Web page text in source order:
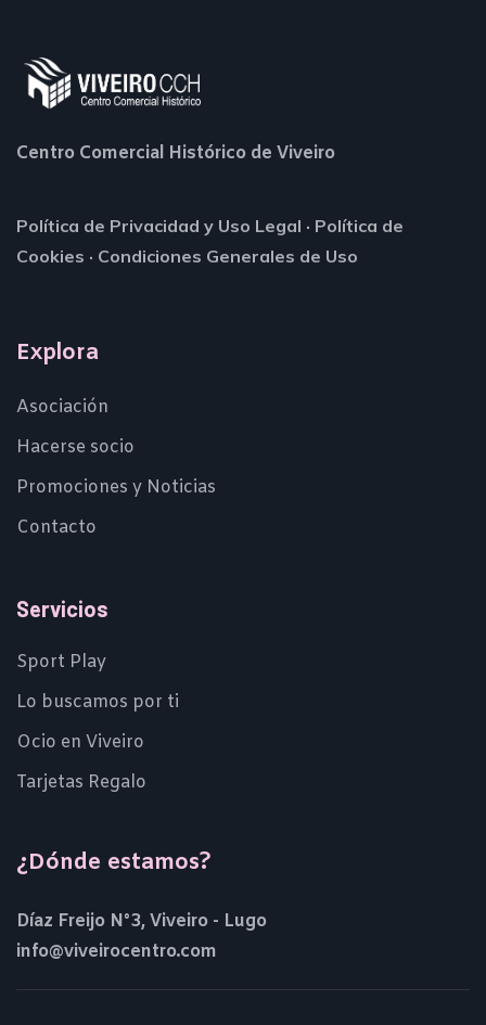
Centro Comercial Histórico de Viveiro
Política de Privacidad y Uso Legal · Política de
Cookies · Condiciones Generales de Uso
Explora
Asociación
Hacerse socio
Promociones y Noticias
Contacto
Servicios
Sport Play
Lo buscamos por ti
Ocio en Viveiro
Tarjetas Regalo
¿Dónde estamos?
Díaz Freijo N°3, Viveiro - Lugo
info@viveirocentro.com